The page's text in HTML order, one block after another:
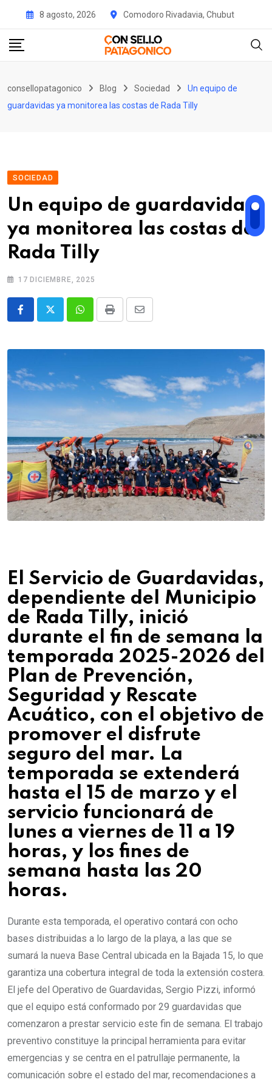
content
8 agosto, 2026 Comodoro Rivadavia, Chubut
consellopatagonico Blog Sociedad
Un equipo de
guardavidas ya monitorea las costas de Rada Tilly
SOCIEDAD
Un equipo de guardavidas
ya monitorea las costas de
Rada Tilly
17 DICIEMBRE, 2025
WhatsappPrint
Share
Email
El Servicio de Guardavidas,
dependiente del Municipio
de Rada Tilly, inició
durante el fin de semana la
temporada 2025-2026 del
Plan de Prevención,
Seguridad y Rescate
Acuático, con el objetivo de
promover el disfrute
seguro del mar. La
temporada se extenderá
hasta el 15 de marzo y el
servicio funcionará de
lunes a viernes de 11 a 19
horas, y los fines de
semana hasta las 20
horas.
Durante esta temporada, el operativo contará con ocho
bases distribuidas a lo largo de la playa, a las que se
sumará la nueva Base Central ubicada en la Bajada 15, lo que
garantiza una cobertura integral de toda la extensión costera.
El jefe del Operativo de Guardavidas, Sergio Pizzi, informó
que el equipo está conformado por 29 guardavidas que
comenzaron a prestar servicio este fin de semana. El trabajo
preventivo constituye la principal herramienta para evitar
emergencias y se centra en el patrullaje permanente, la
comunicación sobre el estado del mar, recomendaciones a